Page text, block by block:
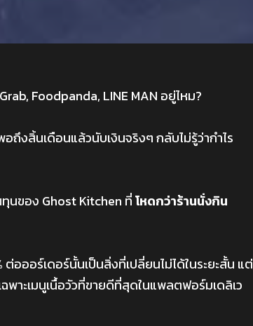
Foodpanda, LINE MAN อยู่ไหม?
งสิ้นเดือนแล้วนับเงินจริงๆ กลับไม่รู้ว่ากำไร
นของ Ghost Kitchen ที่โหดกว่าร้านนั่งกิน
ออร์เดอร์นั้นเป็นสิ่งที่เปลี่ยนไม่ได้ในระยะสั้น แต่
ฉพาะเมนูเนื้อวัวที่ขายดีที่สุดในแพลตฟอร์มเดลิเว